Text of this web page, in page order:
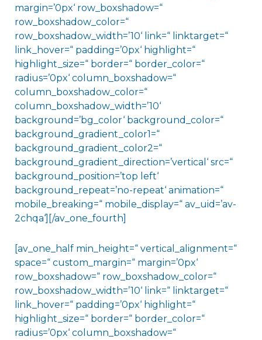
margin=’0px‘ row_boxshadow=“
row_boxshadow_color=“
row_boxshadow_width=’10‘ link=“ linktarget=“
link_hover=“ padding=’0px‘ highlight=“
highlight_size=“ border=“ border_color=“
radius=’0px‘ column_boxshadow=“
column_boxshadow_color=“
column_boxshadow_width=’10‘
background=’bg_color‘ background_color=“
background_gradient_color1=“
background_gradient_color2=“
background_gradient_direction=’vertical‘ src=“
background_position=’top left‘
background_repeat=’no-repeat‘ animation=“
mobile_breaking=“ mobile_display=“ av_uid=’av-
2chqa‘][/av_one_fourth]
[av_one_half min_height=“ vertical_alignment=“
space=“ custom_margin=“ margin=’0px‘
row_boxshadow=“ row_boxshadow_color=“
row_boxshadow_width=’10‘ link=“ linktarget=“
link_hover=“ padding=’0px‘ highlight=“
highlight_size=“ border=“ border_color=“
radius=’0px‘ column_boxshadow=“